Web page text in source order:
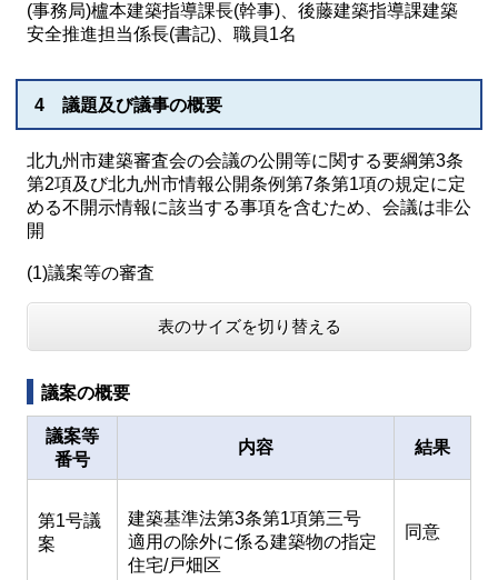
(事務局)櫨本建築指導課長(幹事)、後藤建築指導課建築
安全推進担当係長(書記)、職員1名
4 議題及び議事の概要
北九州市建築審査会の会議の公開等に関する要綱第3条
第2項及び北九州市情報公開条例第7条第1項の規定に定
める不開示情報に該当する事項を含むため、会議は非公
開
(1)議案等の審査
表のサイズを切り替える
議案の概要
議案等
番号
内容 結果
第1号議
案
建築基準法第3条第1項第三号
適用の除外に係る建築物の指定
住宅/戸畑区
同意